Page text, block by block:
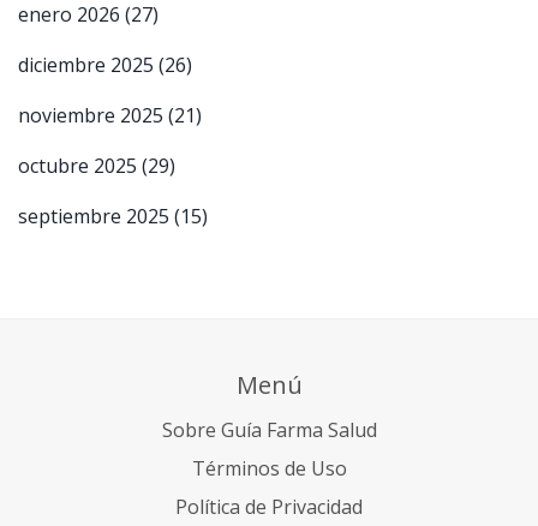
enero 2026 (27)
diciembre 2025 (26)
noviembre 2025 (21)
octubre 2025 (29)
septiembre 2025 (15)
Menú
Sobre Guía Farma Salud
Términos de Uso
Política de Privacidad